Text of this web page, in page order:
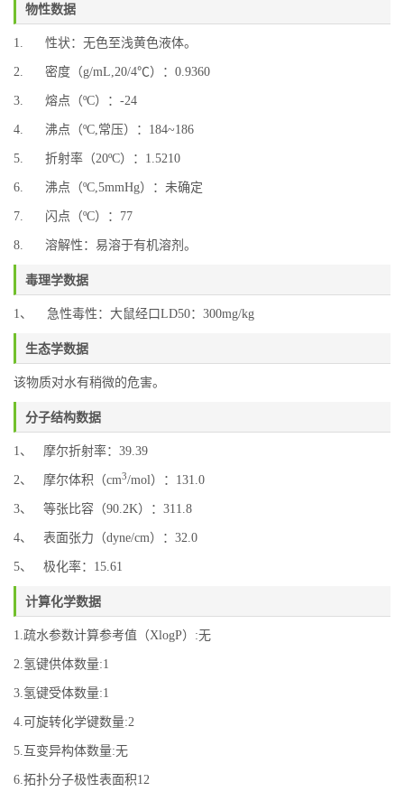
物性数据
1. 性状：无色至浅黄色液体。
2. 密度（g/mL,20/4℃）：0.9360
3. 熔点（ºC）：-24
4. 沸点（ºC,常压）：184~186
5. 折射率（20ºC）：1.5210
6. 沸点（ºC,5mmHg）：未确定
7. 闪点（ºC）：77
8. 溶解性：易溶于有机溶剂。
毒理学数据
1、 急性毒性：大鼠经口LD50：300mg/kg
生态学数据
该物质对水有稍微的危害。
分子结构数据
1、 摩尔折射率：39.39
2、 摩尔体积（cm3/mol）：131.0
3、 等张比容（90.2K）：311.8
4、 表面张力（dyne/cm）：32.0
5、 极化率：15.61
计算化学数据
1.疏水参数计算参考值（XlogP）:无
2.氢键供体数量:1
3.氢键受体数量:1
4.可旋转化学键数量:2
5.互变异构体数量:无
6.拓扑分子极性表面积12